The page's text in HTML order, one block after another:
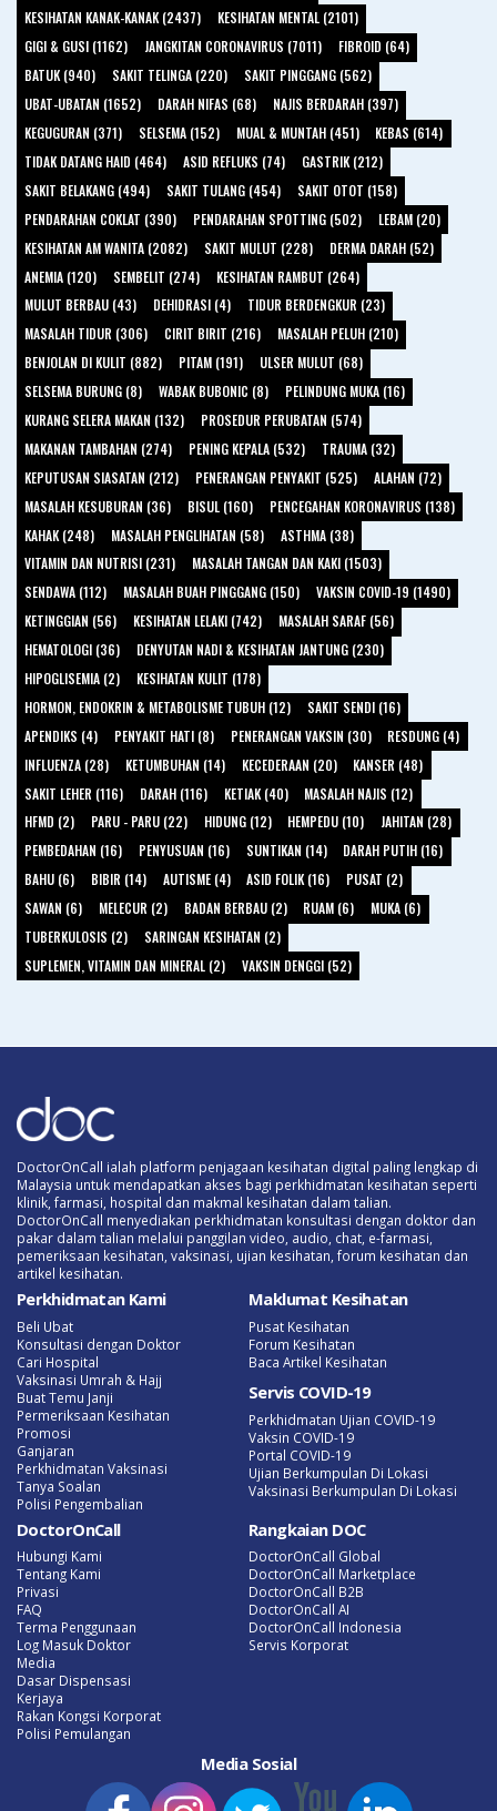
KESIHATAN KANAK-KANAK (2437)
KESIHATAN MENTAL (2101)
GIGI & GUSI (1162)
JANGKITAN CORONAVIRUS (7011)
FIBROID (64)
BATUK (940)
SAKIT TELINGA (220)
SAKIT PINGGANG (562)
UBAT-UBATAN (1652)
DARAH NIFAS (68)
NAJIS BERDARAH (397)
KEGUGURAN (371)
SELSEMA (152) MUAL & MUNTAH (451)
KEBAS (614)
TIDAK DATANG HAID (464)
ASID REFLUKS (74)
GASTRIK (212)
SAKIT BELAKANG (494)
SAKIT TULANG (454)
SAKIT OTOT (158)
PENDARAHAN COKLAT (390)
PENDARAHAN SPOTTING (502)
LEBAM (20)
KESIHATAN AM WANITA (2082)
SAKIT MULUT (228)
DERMA DARAH (52)
ANEMIA (120)
SEMBELIT (274)
KESIHATAN RAMBUT (264)
MULUT BERBAU (43)
DEHIDRASI (4)
TIDUR BERDENGKUR (23)
MASALAH TIDUR (306)
CIRIT BIRIT (216)
MASALAH PELUH (210)
BENJOLAN DI KULIT (882)
PITAM (191)
ULSER MULUT (68)
SELSEMA BURUNG (8)
WABAK BUBONIC (8)
PELINDUNG MUKA (16)
KURANG SELERA MAKAN (132)
PROSEDUR PERUBATAN (574)
MAKANAN TAMBAHAN (274)
PENING KEPALA (532)
TRAUMA (32)
KEPUTUSAN SIASATAN (212)
PENERANGAN PENYAKIT (525)
ALAHAN (72)
MASALAH KESUBURAN (36)
BISUL (160)
PENCEGAHAN KORONAVIRUS (138)
KAHAK (248)
MASALAH PENGLIHATAN (58)
ASTHMA (38)
VITAMIN DAN NUTRISI (231)
MASALAH TANGAN DAN KAKI (1503)
SENDAWA (112)
MASALAH BUAH PINGGANG (150)
VAKSIN COVID-19 (1490)
KETINGGIAN (56)
KESIHATAN LELAKI (742)
MASALAH SARAF (56)
HEMATOLOGI (36)
DENYUTAN NADI & KESIHATAN JANTUNG (230)
HIPOGLISEMIA (2)
KESIHATAN KULIT (178)
HORMON, ENDOKRIN & METABOLISME TUBUH (12)
SAKIT SENDI (16)
APENDIKS (4)
PENYAKIT HATI (8) PENERANGAN VAKSIN (30)
RESDUNG (4)
INFLUENZA (28)
KETUMBUHAN (14) KECEDERAAN (20)
KANSER (48)
SAKIT LEHER (116)
DARAH (116) KETIAK (40)
MASALAH NAJIS (12)
HFMD (2)
PARU - PARU (22) HIDUNG (12) HEMPEDU (10)
JAHITAN (28)
PEMBEDAHAN (16)
PENYUSUAN (16) SUNTIKAN (14)
DARAH PUTIH (16)
BAHU (6)
BIBIR (14) AUTISME (4) ASID FOLIK (16)
PUSAT (2)
SAWAN (6)
MELECUR (2) BADAN BERBAU (2) RUAM (6)
MUKA (6)
TUBERKULOSIS (2)
SARINGAN KESIHATAN (2)
SUPLEMEN, VITAMIN DAN MINERAL (2)
VAKSIN DENGGI (52)
DoctorOnCall ialah platform penjagaan kesihatan digital paling lengkap di
Malaysia untuk mendapatkan akses bagi perkhidmatan kesihatan seperti
klinik, farmasi, hospital dan makmal kesihatan dalam talian.
DoctorOnCall menyediakan perkhidmatan konsultasi dengan doktor dan
pakar dalam talian melalui panggilan video, audio, chat, e-farmasi,
pemeriksaan kesihatan, vaksinasi, ujian kesihatan, forum kesihatan dan
artikel kesihatan.
Perkhidmatan Kami
Beli Ubat
Konsultasi dengan Doktor
Cari Hospital
Vaksinasi Umrah & Hajj
Buat Temu Janji
Permeriksaan Kesihatan
Promosi
Ganjaran
Perkhidmatan Vaksinasi
Tanya Soalan
Polisi Pengembalian
Maklumat Kesihatan
Pusat Kesihatan
Forum Kesihatan
Baca Artikel Kesihatan
Servis COVID-19
Perkhidmatan Ujian COVID-19
Vaksin COVID-19
Portal COVID-19
Ujian Berkumpulan Di Lokasi
Vaksinasi Berkumpulan Di Lokasi
DoctorOnCall
Hubungi Kami
Tentang Kami
Privasi
FAQ
Terma Penggunaan
Log Masuk Doktor
Media
Dasar Dispensasi
Kerjaya
Rakan Kongsi Korporat
Polisi Pemulangan
Rangkaian DOC
DoctorOnCall Global
DoctorOnCall Marketplace
DoctorOnCall B2B
DoctorOnCall AI
DoctorOnCall Indonesia
Servis Korporat
Media Sosial